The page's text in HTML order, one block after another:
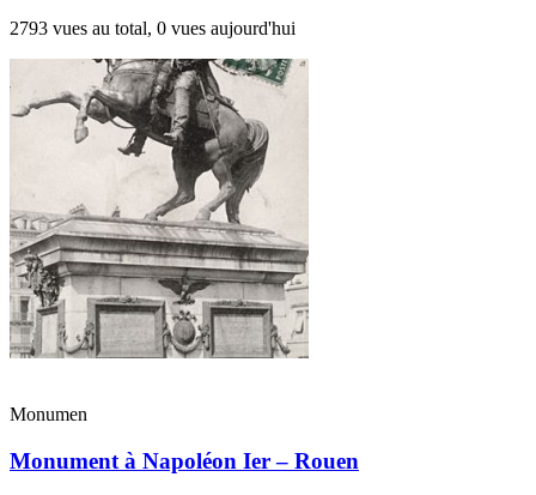
2793 vues au total, 0 vues aujourd'hui
Monumen
Monument à Napoléon Ier – Rouen